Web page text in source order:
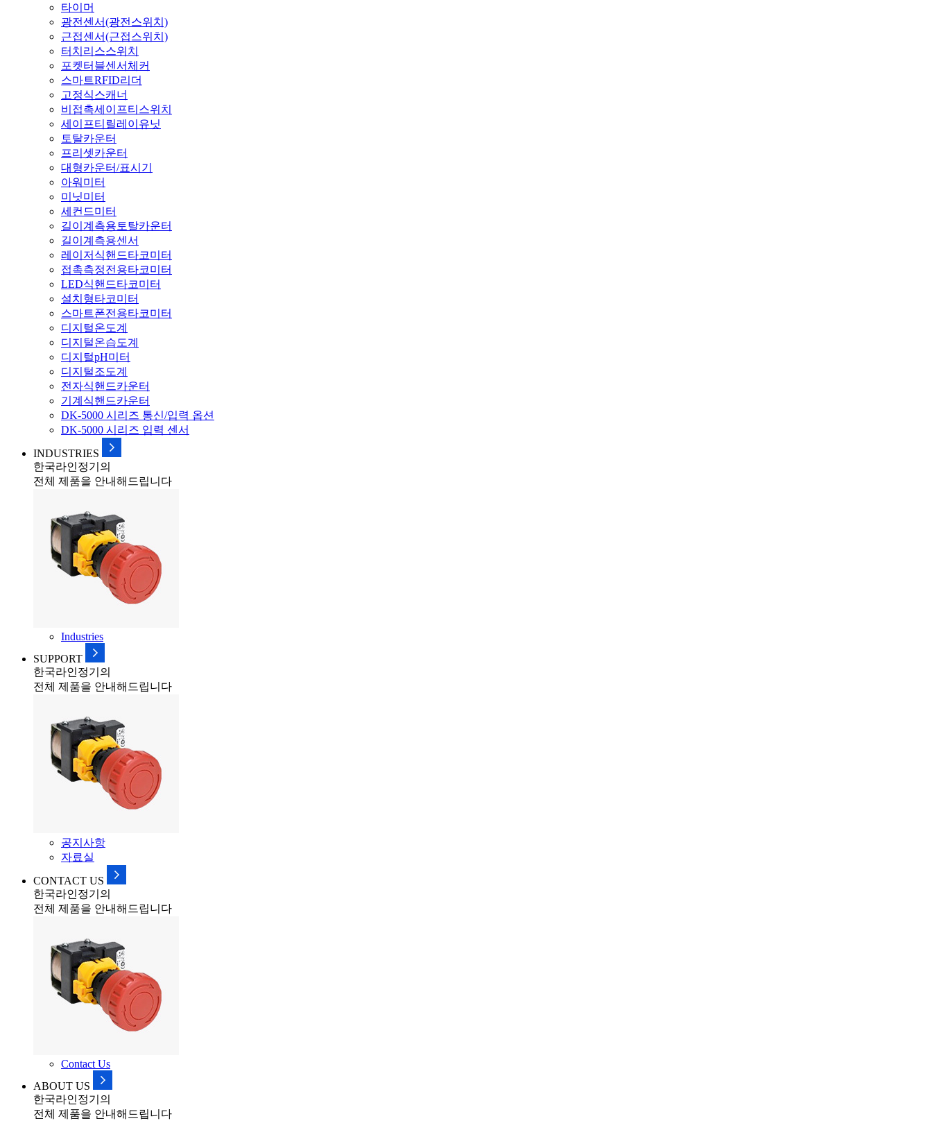
타이머
광전센서(광전스위치)
근접센서(근접스위치)
터치리스스위치
포켓터블센서체커
스마트RFID리더
고정식스캐너
비접촉세이프티스위치
세이프티릴레이유닛
토탈카운터
프리셋카운터
대형카운터/표시기
아워미터
미닛미터
세컨드미터
길이계측용토탈카운터
길이계측용센서
레이저식핸드타코미터
접촉측정전용타코미터
LED식핸드타코미터
설치형타코미터
스마트폰전용타코미터
디지털온도계
디지털온습도계
디지털pH미터
디지털조도계
전자식핸드카운터
기계식핸드카운터
DK-5000 시리즈 통신/입력 옵션
DK-5000 시리즈 입력 센서
INDUSTRIES
한국라인정기의
전체 제품을 안내해드립니다
Industries
SUPPORT
한국라인정기의
전체 제품을 안내해드립니다
공지사항
자료실
CONTACT US
한국라인정기의
전체 제품을 안내해드립니다
Contact Us
ABOUT US
한국라인정기의
전체 제품을 안내해드립니다